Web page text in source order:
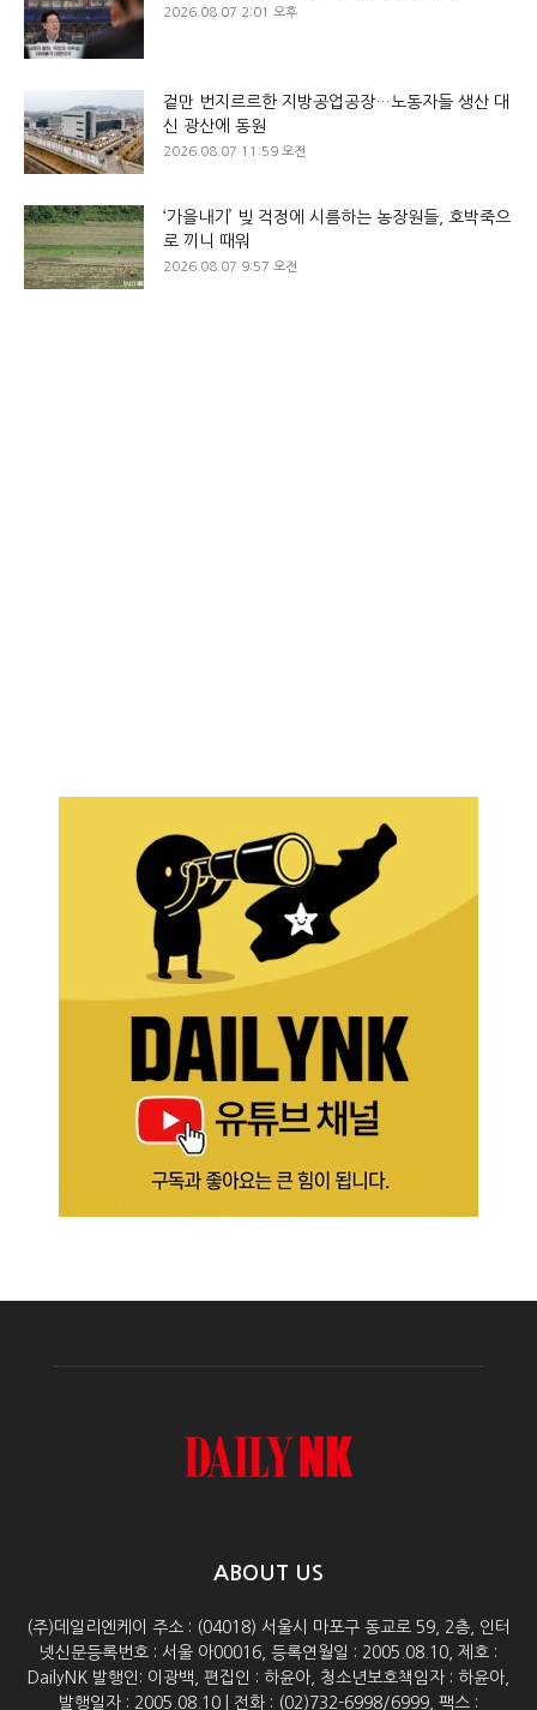
2026.08.07 2:01 오후
겉만 번지르르한 지방공업공장…노동자들 생산 대
신 광산에 동원
2026.08.07 11:59 오전
‘가을내기’ 빚 걱정에 시름하는 농장원들, 호박죽으
로 끼니 때워
2026.08.07 9:57 오전
ABOUT US
(주)데일리엔케이 주소 : (04018) 서울시 마포구 동교로 59, 2층, 인터
넷신문등록번호 : 서울 아00016, 등록연월일 : 2005.08.10, 제호 :
DailyNK 발행인: 이광백, 편집인 : 하윤아, 청소년보호책임자 : 하윤아,
발행일자 : 2005.08.10 | 전화 : (02)732-6998/6999, 팩스 :